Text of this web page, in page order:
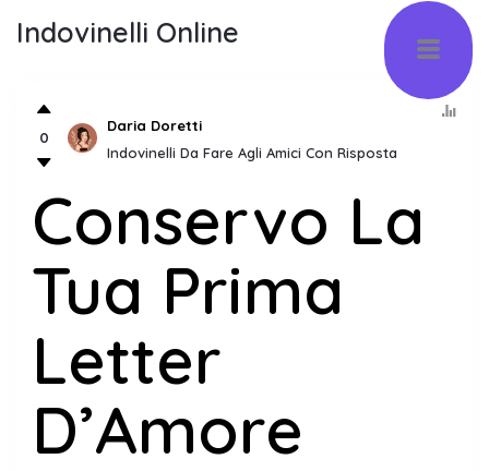
Indovinelli Online
0
Daria Doretti
Indovinelli Da Fare Agli Amici Con Risposta
Conservo La
Tua Prima
Letter
D’Amore